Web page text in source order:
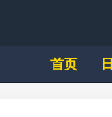
首页